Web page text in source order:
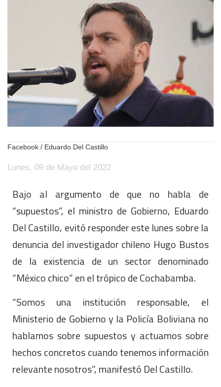
Facebook / Eduardo Del Castillo
Lunes, 09 de Mayo del 2022
Bajo al argumento de que no habla de
“supuestos”, el ministro de Gobierno, Eduardo
Del Castillo, evitó responder este lunes sobre la
denuncia del investigador chileno Hugo Bustos
de la existencia de un sector denominado
“México chico” en el trópico de Cochabamba.
“Somos una institución responsable, el
Ministerio de Gobierno y la Policía Boliviana no
hablamos sobre supuestos y actuamos sobre
hechos concretos cuando tenemos información
relevante nosotros”, manifestó Del Castillo.